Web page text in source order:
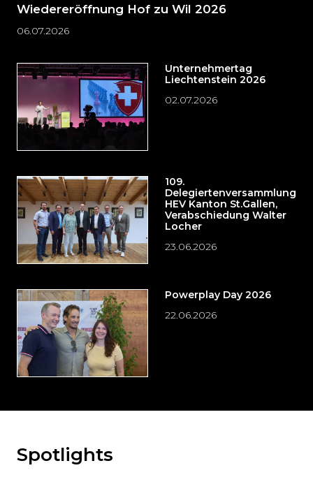
Wiedereröffnung Hof zu Wil 2026
06.07.2026
Unternehmertag
Liechtenstein 2026
02.07.2026
109.
Delegiertenversammlung
HEV Kanton St.Gallen,
Verabschiedung Walter
Locher
23.06.2026
Powerplay Day 2026
22.06.2026
Möchten
Spotlights